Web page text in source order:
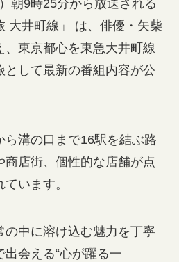
朝9時25分から放送される
大井町線」 は、俳優・矢柴
、東京都心を東急大井町線
として最新の番組内容が公
ら溝の口まで16駅を結ぶ路
店街、個性的な店舗が点
います。
の中に溶け込む魅力を丁寧
会える“心が躍る一